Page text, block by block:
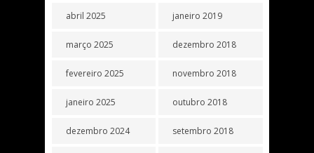
abril 2025
março 2025
fevereiro 2025
janeiro 2025
dezembro 2024
janeiro 2019
dezembro 2018
novembro 2018
outubro 2018
setembro 2018